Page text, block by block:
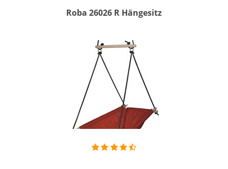
Roba 26026 R Hängesitz